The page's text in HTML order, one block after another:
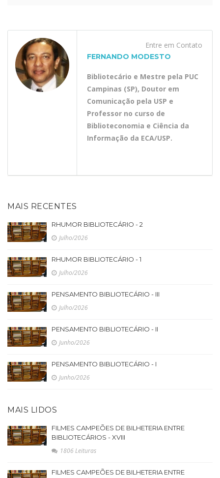
Entre em Contato
FERNANDO MODESTO
Bibliotecário e Mestre pela PUC
Campinas (SP), Doutor em
Comunicação pela USP e
Professor no curso de
Biblioteconomia e Ciência da
Informação da ECA/USP.
MAIS RECENTES
RHUMOR BIBLIOTECÁRIO - 2
Julho/2026
RHUMOR BIBLIOTECÁRIO - 1
Julho/2026
PENSAMENTO BIBLIOTECÁRIO - III
Julho/2026
PENSAMENTO BIBLIOTECÁRIO - II
Junho/2026
PENSAMENTO BIBLIOTECÁRIO - I
Junho/2026
MAIS LIDOS
FILMES CAMPEÕES DE BILHETERIA ENTRE
BIBLIOTECÁRIOS - XVIII
1806 Leituras
FILMES CAMPEÕES DE BILHETERIA ENTRE